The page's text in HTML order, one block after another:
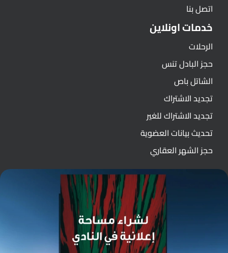
اتصل بنا
خدمات اونلاين
الرحلات
حجز البادل تنس
الشاتل باص
تجديد الاشتراك
تجديد الاشتراك للغير
تحديث بيانات العضوية
حجز الشهر العقاري